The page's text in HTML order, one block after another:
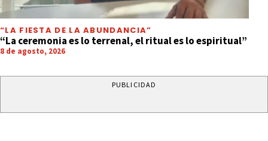
“LA FIESTA DE LA ABUNDANCIA”
“La ceremonia es lo terrenal, el ritual es lo espiritual”
8 de agosto, 2026
PUBLICIDAD